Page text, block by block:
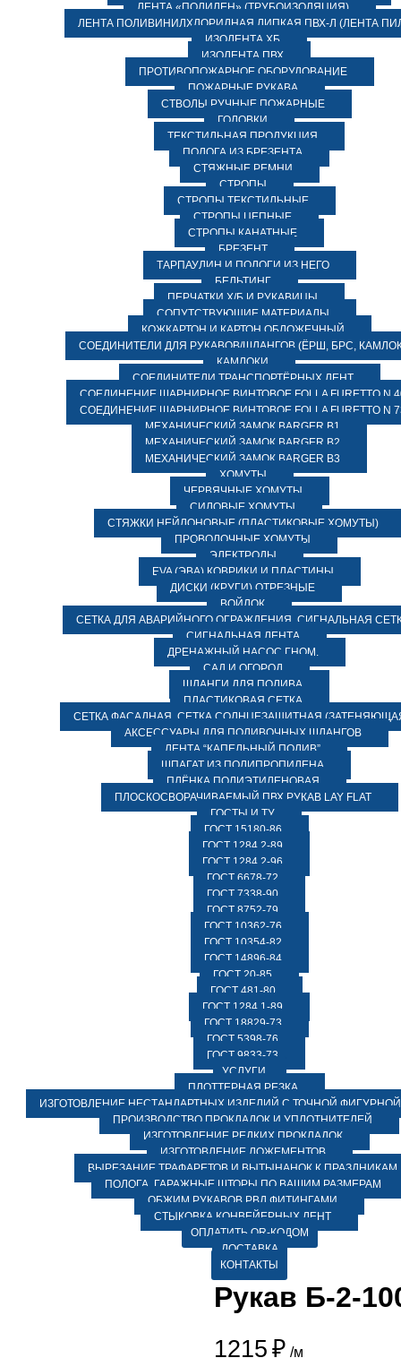
ЛЕНТА «ПОЛИЛЕН» (ТРУБОИЗОЛЯЦИЯ)
ЛЕНТА ПОЛИВИНИЛХЛОРИДНАЯ ЛИПКАЯ ПВХ-Л (ЛЕНТА
ИЗОЛЕНТА ХБ
ИЗОЛЕНТА ПВХ
ПРОТИВОПОЖАРНОЕ ОБОРУДОВАНИЕ
ПОЖАРНЫЕ РУКАВА
СТВОЛЫ РУЧНЫЕ ПОЖАРНЫЕ
ГОЛОВКИ
ТЕКСТИЛЬНАЯ ПРОДУКЦИЯ
ПОЛОГА ИЗ БРЕЗЕНТА
СТЯЖНЫЕ РЕМНИ
СТРОПЫ
СТРОПЫ ТЕКСТИЛЬНЫЕ
СТРОПЫ ЦЕПНЫЕ
СТРОПЫ КАНАТНЫЕ
БРЕЗЕНТ
ТАРПАУЛИН И ПОЛОГИ ИЗ НЕГО
БЕЛЬТИНГ
ПЕРЧАТКИ Х/Б И РУКАВИЦЫ
СОПУТСТВУЮЩИЕ МАТЕРИАЛЫ
КОЖКАРТОН И КАРТОН ОБЛОЖЕЧНЫЙ
СОЕДИНИТЕЛИ ДЛЯ РУКАВОВ/ШЛАНГОВ (ЁРШ, БРС,
КАМЛОКИ
СОЕДИНИТЕЛИ ТРАНСПОРТЁРНЫХ ЛЕНТ
СОЕДИНЕНИЕ ШАРНИРНОЕ ВИНТОВОЕ FOLLA FURETTO N
СОЕДИНЕНИЕ ШАРНИРНОЕ ВИНТОВОЕ FOLLA FURETTO N
МЕХАНИЧЕСКИЙ ЗАМОК BARGER B1
МЕХАНИЧЕСКИЙ ЗАМОК BARGER B2
МЕХАНИЧЕСКИЙ ЗАМОК BARGER B3
ХОМУТЫ
ЧЕРВЯЧНЫЕ ХОМУТЫ
СИЛОВЫЕ ХОМУТЫ
СТЯЖКИ НЕЙЛОНОВЫЕ (ПЛАСТИКОВЫЕ ХОМУТЫ)
ПРОВОЛОЧНЫЕ ХОМУТЫ
ЭЛЕКТРОДЫ
EVA (ЭВА) КОВРИКИ И ПЛАСТИНЫ
ДИСКИ (КРУГИ) ОТРЕЗНЫЕ
ВОЙЛОК
СЕТКА ДЛЯ АВАРИЙНОГО ОГРАЖДЕНИЯ, СИГНАЛЬНАЯ
СИГНАЛЬНАЯ ЛЕНТА
ДРЕНАЖНЫЙ НАСОС ГНОМ.
САД И ОГОРОД
ШЛАНГИ ДЛЯ ПОЛИВА
ПЛАСТИКОВАЯ СЕТКА
СЕТКА ФАСАДНАЯ. СЕТКА СОЛНЦЕЗАЩИТНАЯ
АКСЕССУАРЫ ДЛЯ ПОЛИВОЧНЫХ ШЛАНГОВ
ЛЕНТА “КАПЕЛЬНЫЙ ПОЛИВ”
ШПАГАТ ИЗ ПОЛИПРОПИЛЕНА
ПЛЁНКА ПОЛИЭТИЛЕНОВАЯ
ПЛОСКОСВОРАЧИВАЕМЫЙ ПВХ РУКАВ LAY FLAT
ГОСТЫ И ТУ
ГОСТ 15180-86
ГОСТ 1284.2-89
ГОСТ 1284.2-96
ГОСТ 6678-72
ГОСТ 7338-90
ГОСТ 8752-79
ГОСТ 10362-76
ГОСТ 10354-82
ГОСТ 14896-84
ГОСТ 20-85
ГОСТ 481-80
ГОСТ 1284.1-89
ГОСТ 18829-73
ГОСТ 5398-76
ГОСТ 9833-73
УСЛУГИ
ПЛОТТЕРНАЯ РЕЗКА
ИЗГОТОВЛЕНИЕ НЕСТАНДАРТНЫХ ИЗДЕЛИЙ С ТОЧНОЙ ФИГУРНОЙ
ПРОИЗВОДСТВО ПРОКЛАДОК И УПЛОТНИТЕЛЕЙ
ИЗГОТОВЛЕНИЕ РЕДКИХ ПРОКЛАДОК
ИЗГОТОВЛЕНИЕ ЛОЖЕМЕНТОВ
ВЫРЕЗАНИЕ ТРАФАРЕТОВ И ВЫТЫНАНОК К ПРАЗДНИКАМ
ПОЛОГА, ГАРАЖНЫЕ ШТОРЫ ПО ВАШИМ РАЗМЕРАМ
ОБЖИМ РУКАВОВ РВД ФИТИНГАМИ
СТЫКОВКА КОНВЕЙЕРНЫХ ЛЕНТ
ОПЛАТИТЬ QR-КОДОМ
ДОСТАВКА
КОНТАКТЫ
Рукав Б-2-
1215 ₽ /м